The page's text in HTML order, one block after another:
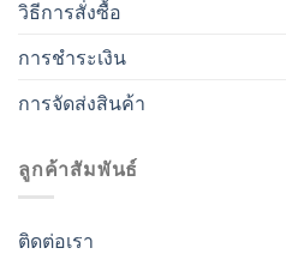
วิธีการสั่งซื้อ
การชำระเงิน
การจัดส่งสินค้า
ลูกค้าสัมพันธ์
ติดต่อเรา